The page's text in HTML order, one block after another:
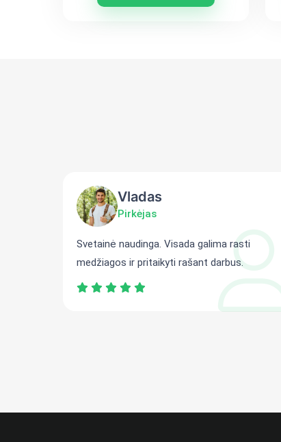
Vladas
Pirkėjas
Svetainė naudinga. Visada galima rasti
medžiagos ir pritaikyti rašant darbus.